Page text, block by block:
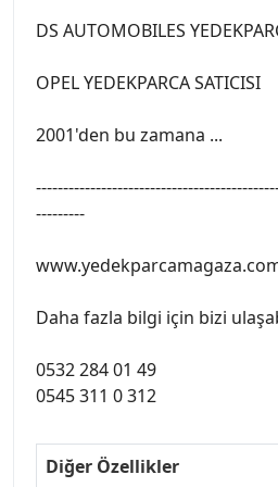
DS AUTOMOBILES
OPEL YEDEKPARCA SATICISI
2001'den bu zamana ...
---------
Daha fazla bilgi için bizi
0532 284 01 49
0545 311 0 312
Diğer Özellikler